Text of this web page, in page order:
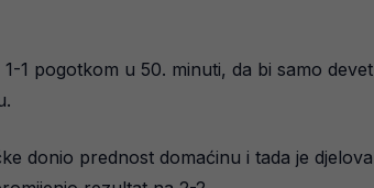
1 pogotkom u 50. minuti, da bi samo
donio prednost domaćinu i tada je